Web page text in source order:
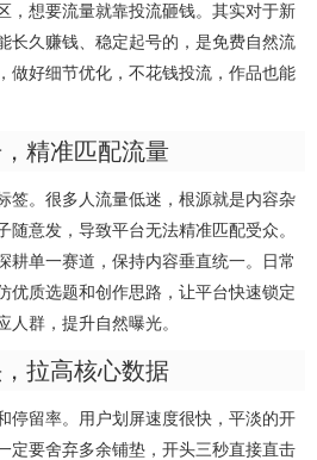
，想要流量就靠投流砸钱。其实对于新
长久赚钱、稳定起号的，是免费自然流
做好细节优化，不花钱投流，作品也能
精准匹配流量
签。很多人流量低迷，根源就是内容杂
意发，导致平台无法精准匹配受众。
耕单一赛道，保持内容垂直统一。日常
优质选题和创作思路，让平台快速锁定
群，提升自然曝光。
拉高核心数据
停留率。用户划屏速度很快，平淡的开
定要舍弃多余铺垫，开头三秒直接直击